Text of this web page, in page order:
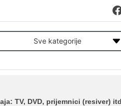
Sve kategorije
TV, DVD, prijemnici (resiver)